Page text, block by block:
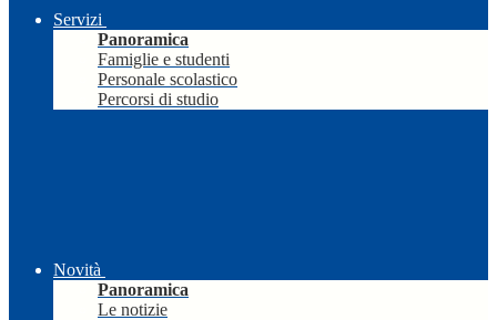
Servizi
Panoramica
Famiglie e studenti
Personale scolastico
Percorsi di studio
Novità
Panoramica
Le notizie